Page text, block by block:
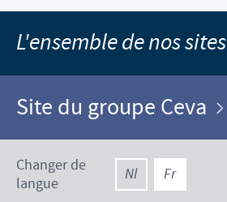
L'ensemble de nos sites
Site du groupe Ceva
Changer de
langue
Nl Fr